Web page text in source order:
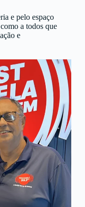
e pelo espaço
a todos que
e